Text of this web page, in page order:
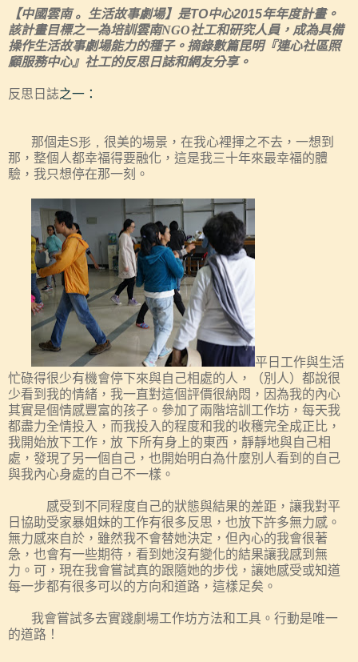
【中國雲南 。
生活故事劇場】是TO中心2015年年度計畫。
該計畫目標之一為培訓雲南NGO社工和研究人員， 成為具備
操作生活故事劇場能力的種子。 摘錄數篇昆明『連心社區照
顧服務中心』社工的反思日誌和網友分享。
反思日誌之一：
那個 走S形， 很美的場景，在我心裡揮之不去，一想到
那，整個人都幸福得要融化，這是我三十年來最幸福的體
驗，我只想停在那一刻。
平日工作與生活
忙碌得很少有機會停下來與自己相處的人，（別人）都說很
少看到我的情緒，我一直對這個評價很納悶，因為我的內心
其實是個情感豐富的孩子。參加了兩階培訓工作坊，每天我
都盡力全情投入，而我投入的程度和我的收穫完全成正比，
我開始放下工作，放 下所有身上的東西，靜靜地與自己相
處，發現了另一個自己，也開始明白為什麼別人看到的自己
與我內心身處的自己不一樣。
感受到不同程度自己的狀態與結果的差距，讓我對平
日協助受家暴姐妹的工作有很多反思，也放下許多無力感。
無力感來自於，雖然我不會替她決定，但內心的我會很著
急，也會有一些期待，看到她沒有變化的結果讓我感到無
力。可，現在我會嘗試真的跟隨她的步伐，讓她感受或知道
每一步都有很多可以的方向和道路，這樣足矣。
我會嘗試多去實踐劇場工作坊方法和工具 。行動是唯一
的道路！